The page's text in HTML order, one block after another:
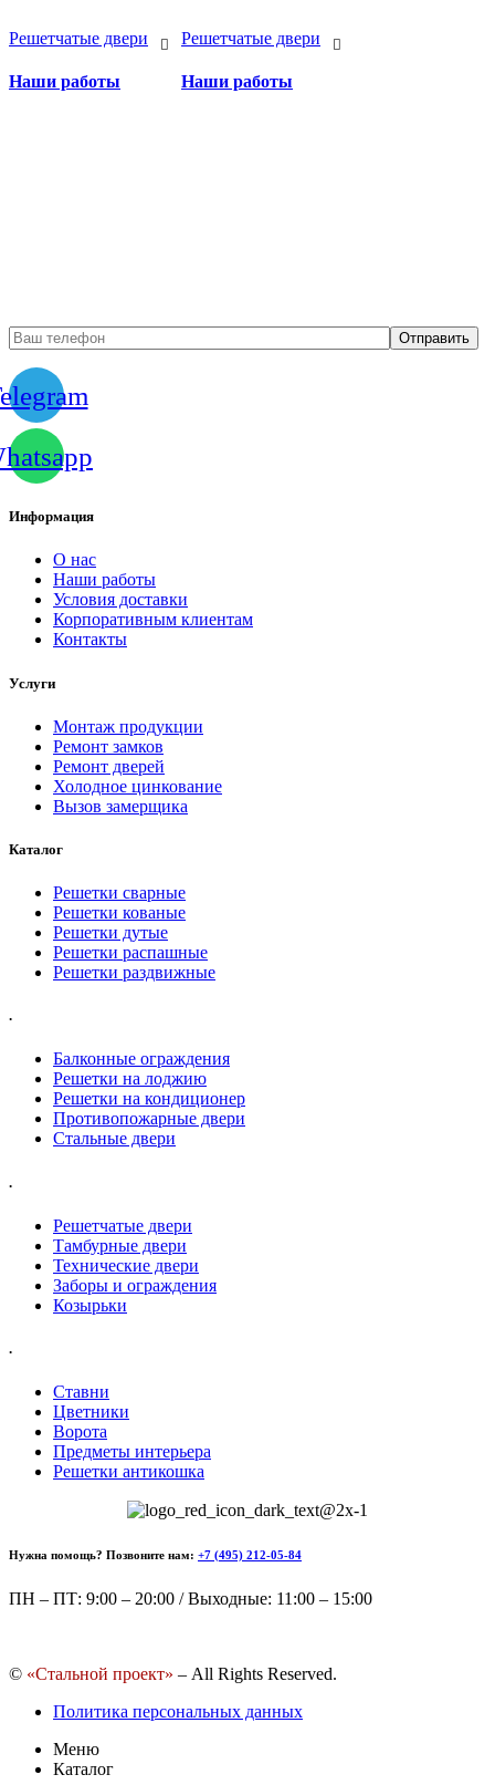
Решетчатые двери
Наши работы
Решетчатые двери
Наши работы
Информация
О нас
Наши работы
Условия доставки
Корпоративным клиентам
Контакты
Услуги
Монтаж продукции
Ремонт замков
Ремонт дверей
Холодное цинкование
Вызов замерщика
Каталог
Решетки сварные
Решетки кованые
Решетки дутые
Решетки распашные
Решетки раздвижные
.
Балконные ограждения
Решетки на лоджию
Решетки на кондиционер
Противопожарные двери
Стальные двери
.
Решетчатые двери
Тамбурные двери
Технические двери
Заборы и ограждения
Козырьки
.
Ставни
Цветники
Ворота
Предметы интерьера
Решетки антикошка
Нужна помощь? Позвоните нам: +7 (495) 212-05-84
ПН – ПТ: 9:00 – 20:00 / Выходные: 11:00 – 15:00
© «Стальной проект» – All Rights Reserved.
Политика персональных данных
Меню
Каталог